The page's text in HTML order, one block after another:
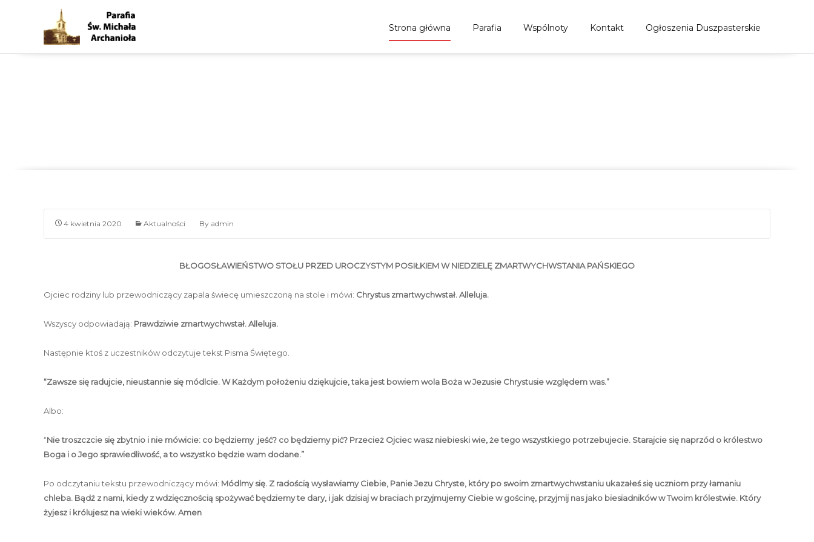
Skip to content
Strona główna Parafia Wspólnoty Kontakt Ogłoszenia Duszpasterskie
4 kwietnia 2020 Aktualności By admin
BŁOGOSŁAWIEŃSTWO STOŁU PRZED UROCZYSTYM POSIŁKIEM W NIEDZIELĘ ZMARTWYCHWSTANIA PAŃSKIEGO
Ojciec rodziny lub przewodniczący zapala świecę umieszczoną na stole i mówi: Chrystus zmartwychwstał. Alleluja.
Wszyscy odpowiadają: Prawdziwie zmartwychwstał. Alleluja.
Następnie ktoś z uczestników odczytuje tekst Pisma Świętego.
“Zawsze się radujcie, nieustannie się módlcie. W Każdym położeniu dziękujcie, taka jest bowiem wola Boża w Jezusie Chrystusie względem was.”
Albo:
“Nie troszczcie się zbytnio i nie mówicie: co będziemy jeść? co będziemy pić? Przecież Ojciec wasz niebieski wie, że tego wszystkiego potrzebujecie. Starajcie się naprzód o królestwo
Boga i o Jego sprawiedliwość, a to wszystko będzie wam dodane.”
Po odczytaniu tekstu przewodniczący mówi: Módlmy się. Z radością wysławiamy Ciebie, Panie Jezu Chryste, który po swoim zmartwychwstaniu ukazałeś się uczniom przy łamaniu
chleba. Bądź z nami, kiedy z wdzięcznością spożywać będziemy te dary, i jak dzisiaj w braciach przyjmujemy Ciebie w gościnę, przyjmij nas jako biesiadników w Twoim królestwie. Który
żyjesz i królujesz na wieki wieków. Amen